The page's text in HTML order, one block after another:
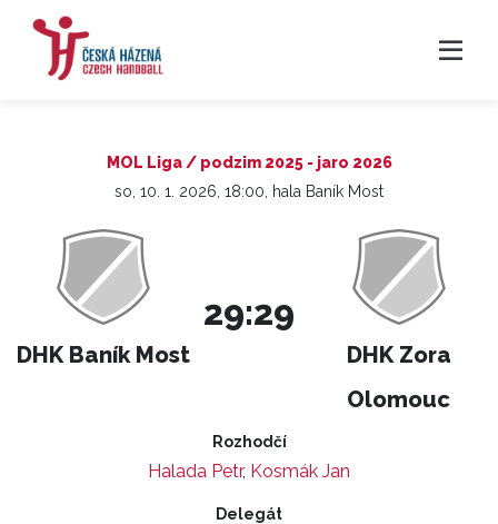
MOL Liga / podzim 2025 - jaro 2026
so, 10. 1. 2026, 18:00, hala Baník Most
DHK Baník Most
29:29
DHK Zora
Olomouc
Rozhodčí
Halada Petr, Kosmák Jan
Delegát